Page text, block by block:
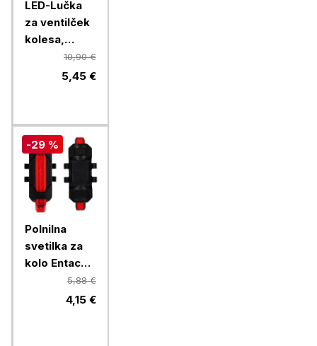
LED-Lučka
za ventilček
kolesa,
10,90 €
5,45 €
-29 %
Polnilna
svetilka za
kolo Entac
2W, rdeča5,88 €
4,15 €